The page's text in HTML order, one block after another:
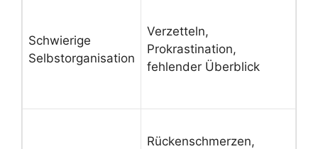
Schwierige
Selbstorganisation
Verzetteln,
Prokrastination,
fehlender Überblick
Rückenschmerzen,